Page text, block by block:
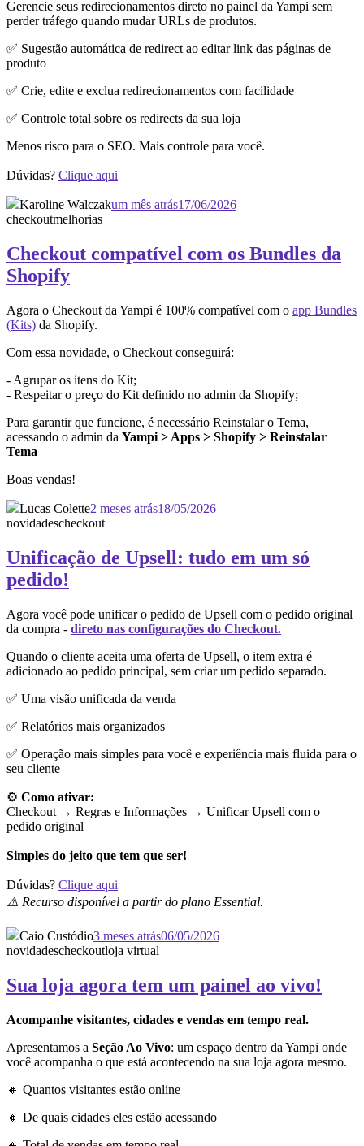
Gerencie seus redirecionamentos direto no painel da Yampi sem
perder tráfego quando mudar URLs de produtos.
✅ Sugestão automática de redirect ao editar link das páginas de
produto
✅ Crie, edite e exclua redirecionamentos com facilidade
✅ Controle total sobre os redirects da sua loja
Menos risco para o SEO. Mais controle para você.
Dúvidas? Clique aqui
Karoline Walczakum mês atrás17/06/2026
checkoutmelhorias
Checkout compatível com os Bundles da
Shopify
Agora o Checkout da Yampi é 100% compatível com o app Bundles
(Kits) da Shopify.
Com essa novidade, o Checkout conseguirá:
- Agrupar os itens do Kit;
- Respeitar o preço do Kit definido no admin da Shopify;
Para garantir que funcione, é necessário Reinstalar o Tema,
acessando o admin da Yampi > Apps > Shopify > Reinstalar
Tema
Boas vendas!
Lucas Colette2 meses atrás18/05/2026
novidadescheckout
Unificação de Upsell: tudo em um só
pedido!
Agora você pode unificar o pedido de Upsell com o pedido original
da compra - direto nas configurações do Checkout.
Quando o cliente aceita uma oferta de Upsell, o item extra é
adicionado ao pedido principal, sem criar um pedido separado.
✅ Uma visão unificada da venda
✅ Relatórios mais organizados
✅ Operação mais simples para você e experiência mais fluida para o
seu cliente
⚙️ Como ativar:
Checkout → Regras e Informações → Unificar Upsell com o
pedido original
Simples do jeito que tem que ser!
Dúvidas? Clique aqui
⚠️ Recurso disponível a partir do plano Essential.
Caio Custódio3 meses atrás06/05/2026
novidadescheckoutloja virtual
Sua loja agora tem um painel ao vivo!
Acompanhe visitantes, cidades e vendas em tempo real.
Apresentamos a Seção Ao Vivo: um espaço dentro da Yampi onde
você acompanha o que está acontecendo na sua loja agora mesmo.
🔸 Quantos visitantes estão online
🔸 De quais cidades eles estão acessando